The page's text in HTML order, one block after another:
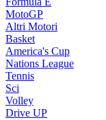
MotoGP
Altri Motori
Basket
America's Cup
Nations League
Tennis
Sci
Volley
Drive UP